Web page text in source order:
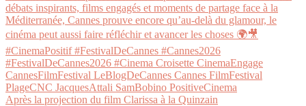
Après la projection du film Clarissa à la Quinzain